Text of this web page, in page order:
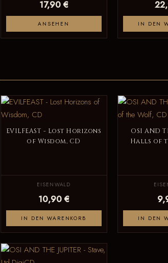
17,90 €
ANSEHEN IN DEN
EVILFEAST - Lost Horizons
of Wisdom, CD
EISENWALD
10,90 €
IN DEN WARENKORB
OSI AND
Halls of
IN DEN